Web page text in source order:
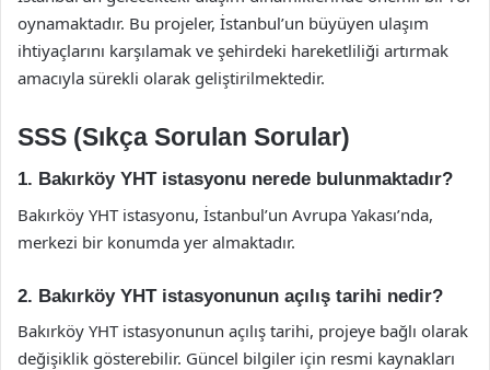
oynamaktadır. Bu projeler, İstanbul’un büyüyen ulaşım
ihtiyaçlarını karşılamak ve şehirdeki hareketliliği artırmak
amacıyla sürekli olarak geliştirilmektedir.
SSS (Sıkça Sorulan Sorular)
1. Bakırköy YHT istasyonu nerede bulunmaktadır?
Bakırköy YHT istasyonu, İstanbul’un Avrupa Yakası’nda,
merkezi bir konumda yer almaktadır.
2. Bakırköy YHT istasyonunun açılış tarihi nedir?
Bakırköy YHT istasyonunun açılış tarihi, projeye bağlı olarak
değişiklik gösterebilir. Güncel bilgiler için resmi kaynakları